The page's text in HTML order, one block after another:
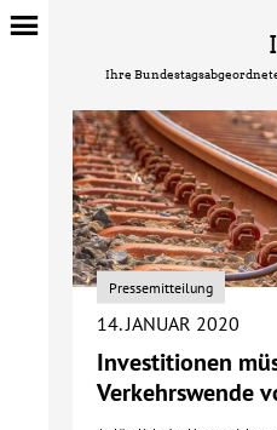
Ihre
Pressemitteilung
14. JANUAR 2020
Investitionen
Verkehrswende